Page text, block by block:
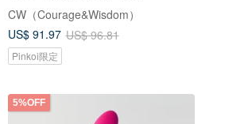
CW（Courage&Wisdom）
US$ 91.97 US$ 96.81
Pinkoi限定
5%OFF